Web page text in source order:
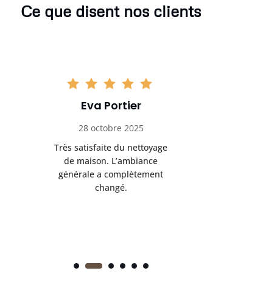
Ce que disent nos clients
Eva Portier
28 octobre 2025
Très satisfaite du nettoyage
de maison. L’ambiance
générale a complètement
changé.